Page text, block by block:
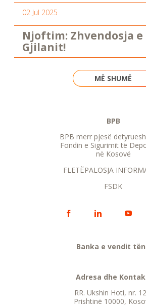
02 Jul 2025
Njoftim: Zhvendosja e
Gjilanit!
MË SHUMË
BPB
BPB merr pjesë
Fondin e Sigurimit të
në Kosovë
FLETËPALOSJA
FSDK
Banka e vendit
Adresa dhe
RR. Ukshin Hoti, nr.
Prishtinë 10000,